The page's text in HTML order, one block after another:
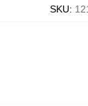
SKU: